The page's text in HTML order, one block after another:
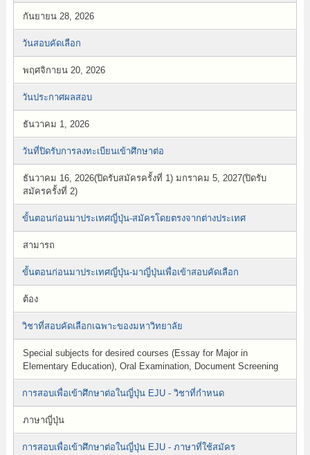
กันยายน 28, 2026
วันสอบคัดเลือก
พฤศจิกายน 20, 2026
วันประกาศผลสอบ
ธันวาคม 1, 2026
วันที่ปิดรับการลงทะเบียนเข้าศึกษาต่อ
ธันวาคม 16, 2026(ปิดรับสมัครครั้งที่ 1) มกราคม 5, 2027(ปิดรับ
สมัครครั้งที่ 2)
ขั้นตอนก่อนมาประเทศญี่ปุ่น-สมัครโดยตรงจากต่างประเทศ
สามารถ
ขั้นตอนก่อนมาประเทศญี่ปุ่น-มาญี่ปุ่นเพื่อเข้าสอบคัดเลือก
ต้อง
วิชาที่สอบคัดเลือกเฉพาะของมหาวิทยาลัย
Special subjects for desired courses (Essay for Major in
Elementary Education), Oral Examination, Document Screening
การสอบเพื่อเข้าศึกษาต่อในญี่ปุ่น EJU - วิชาที่กำหนด
ภาษาญี่ปุ่น
การสอบเพื่อเข้าศึกษาต่อในญี่ปุ่น EJU - ภาษาที่ใช้สมัคร